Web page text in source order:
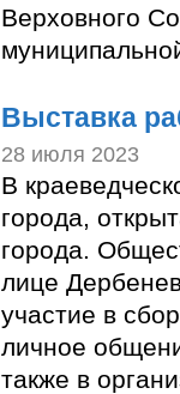
Верховного
Выставка
28 июля 2023
В
города,
города.
лице
участие в
личное
также в